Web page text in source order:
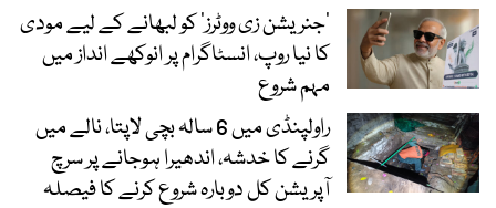
’جنریشن زی ووٹرز‘ کو لبھانے کے لیے مودی
کا نیا روپ، انسٹاگرام پر انوکھے انداز میں
مہم شروع
راولپنڈی میں 6 سالہ بچی لاپتا، نالے میں
گرنے کا خدشہ، اندھیرا ہوجانے پر سرچ
آپریشن کل دوبارہ شروع کرنے کا فیصلہ